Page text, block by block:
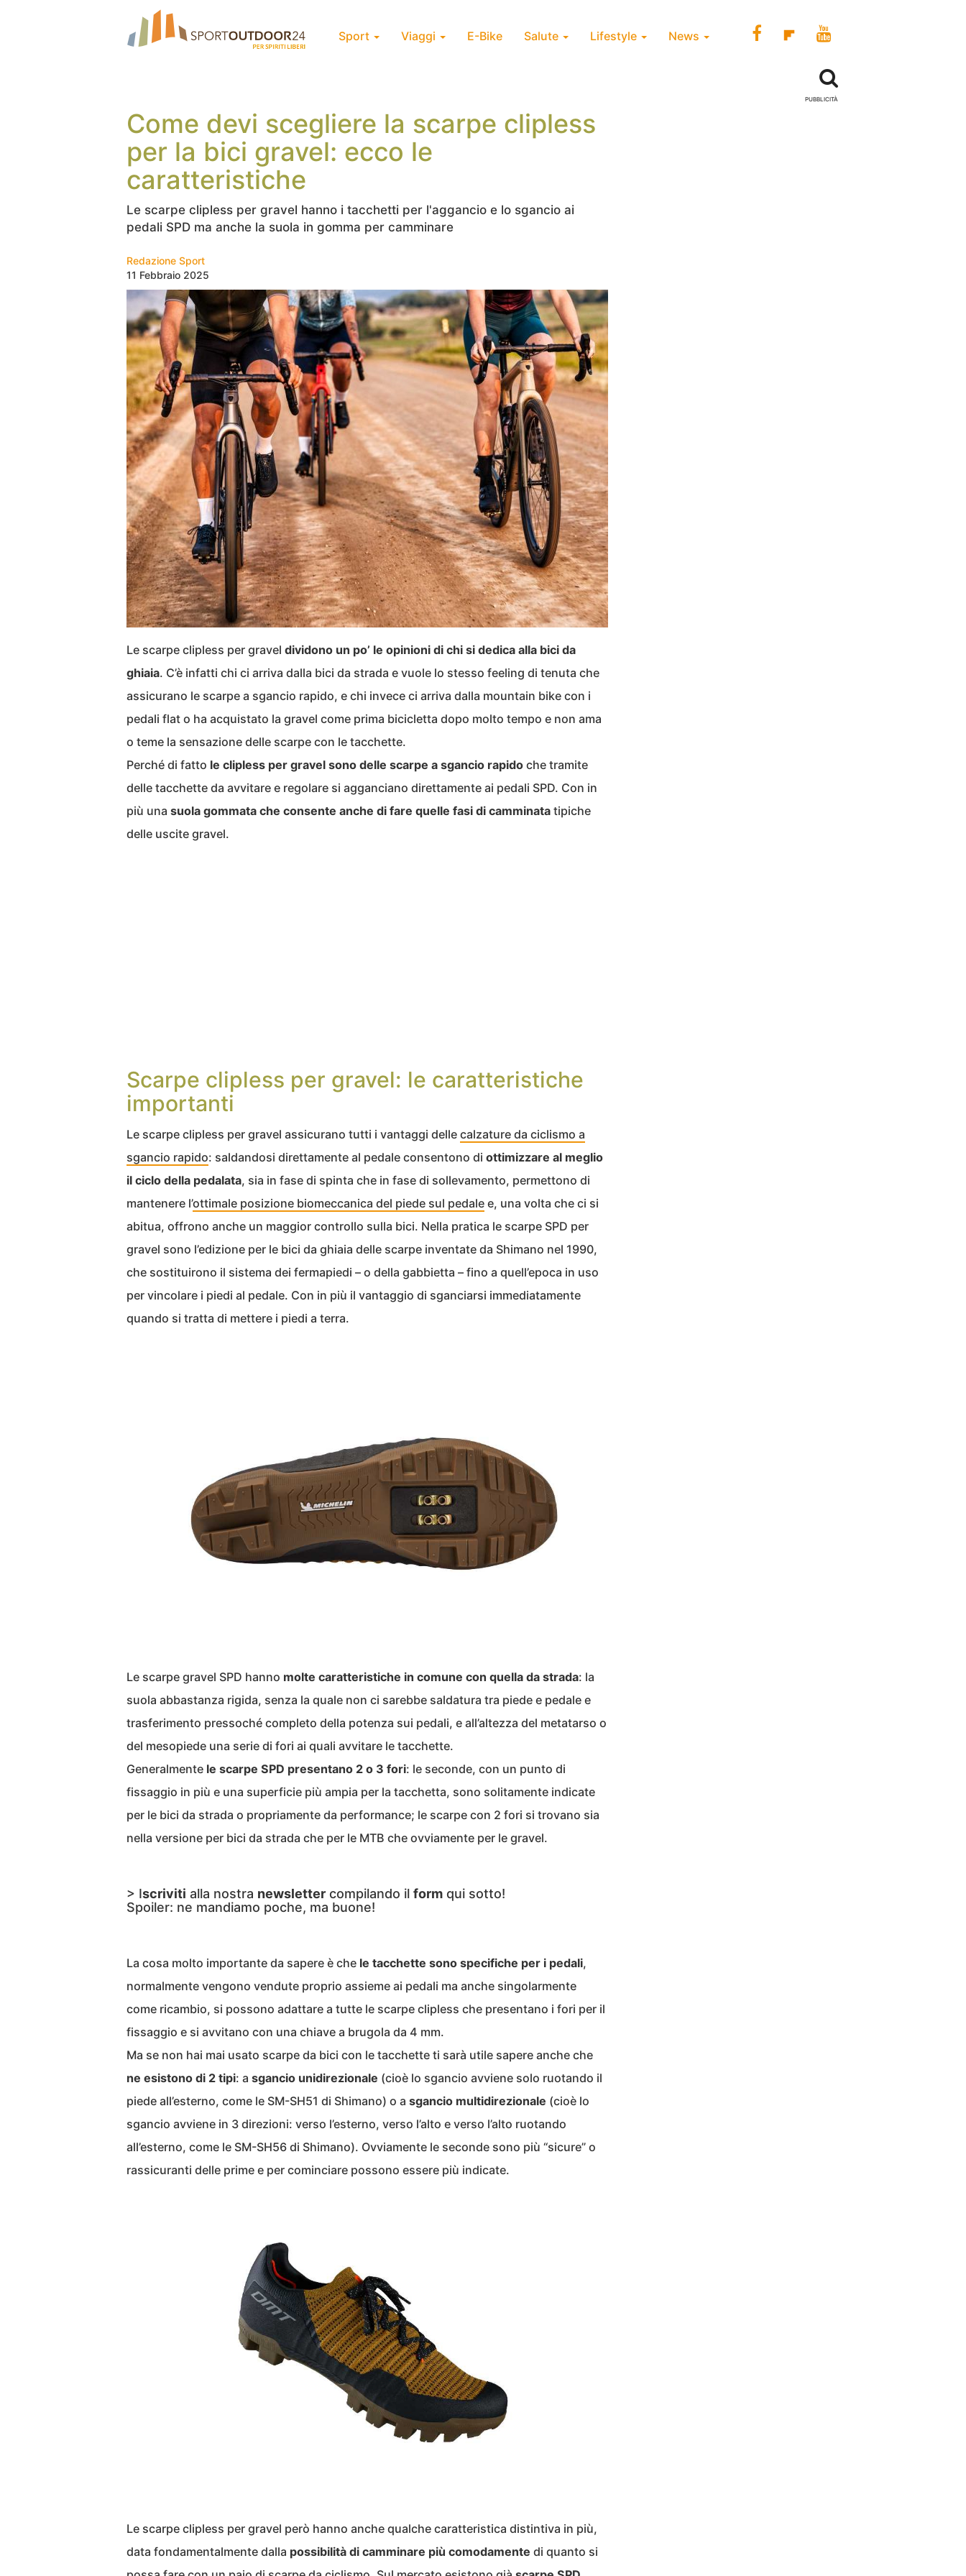
Sport Viaggi E-Bike Salute Lifestyle News
Come devi scegliere la scarpe clipless
per la bici gravel: ecco le
caratteristiche
Le scarpe clipless per gravel hanno i tacchetti per l'aggancio e lo sgancio ai
pedali SPD ma anche la suola in gomma per camminare
Redazione Sport
11 Febbraio 2025
Le scarpe clipless per gravel dividono un po’ le opinioni di chi si dedica alla bici da
ghiaia. C’è infatti chi ci arriva dalla bici da strada e vuole lo stesso feeling di tenuta che
assicurano le scarpe a sgancio rapido, e chi invece ci arriva dalla mountain bike con i
pedali flat o ha acquistato la gravel come prima bicicletta dopo molto tempo e non ama
o teme la sensazione delle scarpe con le tacchette.
Perché di fatto le clipless per gravel sono delle scarpe a sgancio rapido che tramite
delle tacchette da avvitare e regolare si agganciano direttamente ai pedali SPD. Con in
più una suola gommata che consente anche di fare quelle fasi di camminata tipiche
delle uscite gravel.
Scarpe clipless per gravel: le caratteristiche
importanti
Le scarpe clipless per gravel assicurano tutti i vantaggi delle calzature da ciclismo a
sgancio rapido: saldandosi direttamente al pedale consentono di ottimizzare al meglio
il ciclo della pedalata, sia in fase di spinta che in fase di sollevamento, permettono di
mantenere l’ottimale posizione biomeccanica del piede sul pedale e, una volta che ci si
abitua, offrono anche un maggior controllo sulla bici. Nella pratica le scarpe SPD per
gravel sono l’edizione per le bici da ghiaia delle scarpe inventate da Shimano nel 1990,
che sostituirono il sistema dei fermapiedi – o della gabbietta – fino a quell’epoca in uso
per vincolare i piedi al pedale. Con in più il vantaggio di sganciarsi immediatamente
quando si tratta di mettere i piedi a terra.
Le scarpe gravel SPD hanno molte caratteristiche in comune con quella da strada: la
suola abbastanza rigida, senza la quale non ci sarebbe saldatura tra piede e pedale e
trasferimento pressoché completo della potenza sui pedali, e all’altezza del metatarso o
del mesopiede una serie di fori ai quali avvitare le tacchette.
Generalmente le scarpe SPD presentano 2 o 3 fori: le seconde, con un punto di
fissaggio in più e una superficie più ampia per la tacchetta, sono solitamente indicate
per le bici da strada o propriamente da performance; le scarpe con 2 fori si trovano sia
nella versione per bici da strada che per le MTB che ovviamente per le gravel.
> Iscriviti alla nostra newsletter compilando il form qui sotto!
Spoiler: ne mandiamo poche, ma buone!
La cosa molto importante da sapere è che le tacchette sono specifiche per i pedali,
normalmente vengono vendute proprio assieme ai pedali ma anche singolarmente
come ricambio, si possono adattare a tutte le scarpe clipless che presentano i fori per il
fissaggio e si avvitano con una chiave a brugola da 4 mm.
Ma se non hai mai usato scarpe da bici con le tacchette ti sarà utile sapere anche che
ne esistono di 2 tipi: a sgancio unidirezionale (cioè lo sgancio avviene solo ruotando il
piede all’esterno, come le SM-SH51 di Shimano) o a sgancio multidirezionale (cioè lo
sgancio avviene in 3 direzioni: verso l’esterno, verso l’alto e verso l’alto ruotando
all’esterno, come le SM-SH56 di Shimano). Ovviamente le seconde sono più “sicure” o
rassicuranti delle prime e per cominciare possono essere più indicate.
Le scarpe clipless per gravel però hanno anche qualche caratteristica distintiva in più,
data fondamentalmente dalla possibilità di camminare più comodamente di quanto si
PUBBLICITÀ